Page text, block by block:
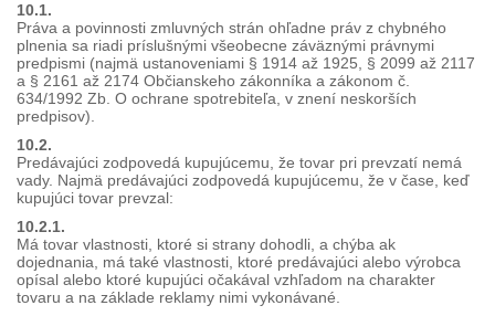
10.1.
Práva a povinnosti zmluvných strán ohľadne práv z chybného
plnenia sa riadi príslušnými všeobecne záväznými právnymi
predpismi (najmä ustanoveniami § 1914 až 1925, § 2099 až 2117
a § 2161 až 2174 Občianskeho zákonníka a zákonom č.
634/1992 Zb. O ochrane spotrebiteľa, v znení neskorších
predpisov).
10.2.
Predávajúci zodpovedá kupujúcemu, že tovar pri prevzatí nemá
vady. Najmä predávajúci zodpovedá kupujúcemu, že v čase, keď
kupujúci tovar prevzal:
10.2.1.
Má tovar vlastnosti, ktoré si strany dohodli, a chýba ak
dojednania, má také vlastnosti, ktoré predávajúci alebo výrobca
opísal alebo ktoré kupujúci očakával vzhľadom na charakter
tovaru a na základe reklamy nimi vykonávané.